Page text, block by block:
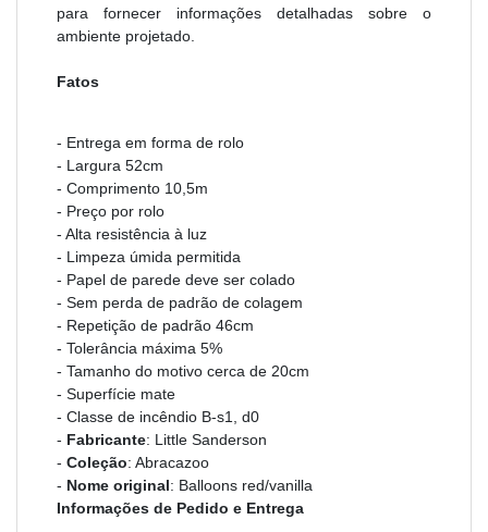
para fornecer informações detalhadas sobre o
ambiente projetado.
Fatos
- Entrega em forma de rolo
- Largura 52cm
- Comprimento 10,5m
- Preço por rolo
- Alta resistência à luz
- Limpeza úmida permitida
- Papel de parede deve ser colado
- Sem perda de padrão de colagem
- Repetição de padrão 46cm
- Tolerância máxima 5%
- Tamanho do motivo cerca de 20cm
- Superfície mate
- Classe de incêndio B-s1, d0
- Fabricante: Little Sanderson
- Coleção: Abracazoo
- Nome original: Balloons red/vanilla
Informações de Pedido e Entrega